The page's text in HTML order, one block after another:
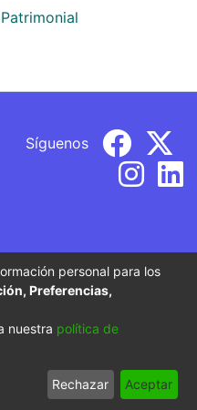
Síguenos
de Educación
a inspección y vigilancia
Educación Nacional.
End User
Agreement
Send
Feedback
personal para los
Preferencias,
nuestra política de
Rechazar Aceptar